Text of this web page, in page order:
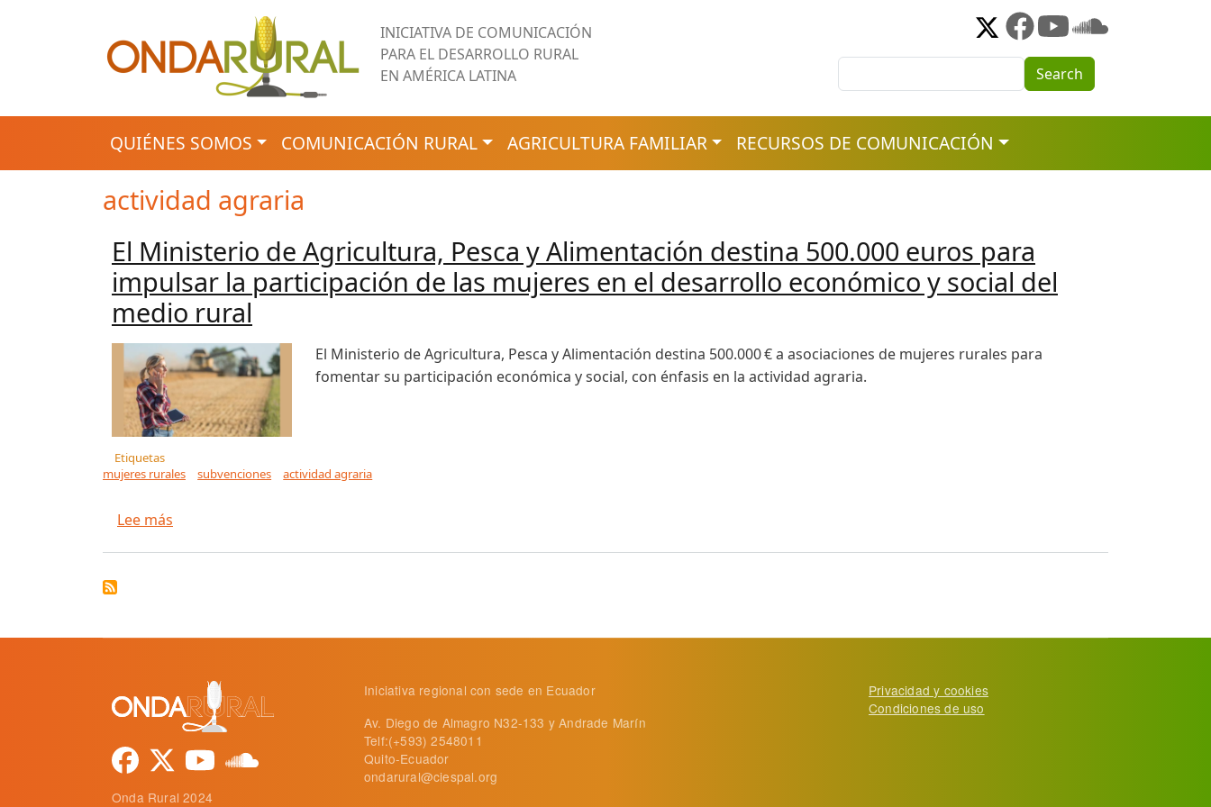
INICIATIVA DE COMUNICACIÓN
PARA EL DESARROLLO RURAL
EN AMÉRICA LATINA
Search
NAVEGACIÓN PRINCIPAL
QUIÉNES SOMOS COMUNICACIÓN RURAL AGRICULTURA FAMILIAR RECURSOS DE COMUNICACIÓN
actividad agraria
El Ministerio de Agricultura, Pesca y Alimentación destina 500.000 euros para
impulsar la participación de las mujeres en el desarrollo económico y social del
medio rural
El Ministerio de Agricultura, Pesca y Alimentación destina 500.000 € a asociaciones de mujeres rurales para
fomentar su participación económica y social, con énfasis en la actividad agraria.
Etiquetas
mujeres rurales
subvenciones actividad agraria
Lee más
Onda Rural 2024
Iniciativa regional con sede en Ecuador
Av. Diego de Almagro N32-133 y Andrade Marín
Telf:(+593) 2548011
Quito-Ecuador
ondarural@ciespal.org
Privacidad y cookies
Condiciones de uso